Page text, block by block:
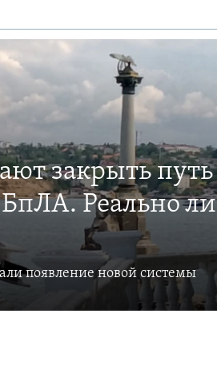
закрыть путь
Реально ли
появление новой системы